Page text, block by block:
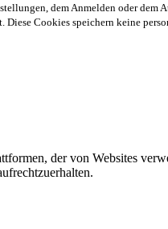
dem Anmelden oder
Cookies speichern keine
der von Websites